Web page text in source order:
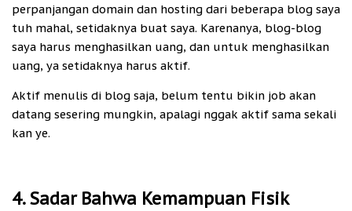
perpanjangan domain dan hosting dari beberapa blog saya
tuh mahal, setidaknya buat saya. Karenanya, blog-blog
saya harus menghasilkan uang, dan untuk menghasilkan
uang, ya setidaknya harus aktif.
Aktif menulis di blog saja, belum tentu bikin job akan
datang sesering mungkin, apalagi nggak aktif sama sekali
kan ye.
4. Sadar Bahwa Kemampuan Fisik